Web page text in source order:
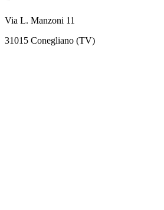
Via L. Manzoni 11
31015 Conegliano (TV)